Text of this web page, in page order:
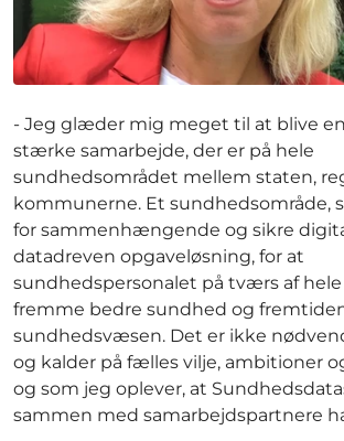
- Jeg glæder mig meget til at blive
stærke samarbejde, der er på hele
sundhedsområdet mellem staten,
kommunerne. Et sundhedsområde,
for sammenhængende og sikre
datadreven opgaveløsning, for at
sundhedspersonalet på tværs af
fremme bedre sundhed og
sundhedsvæsen. Det er ikke
og kalder på fælles vilje, ambitioner
og som jeg oplever, at
sammen med samarbejdspartnere